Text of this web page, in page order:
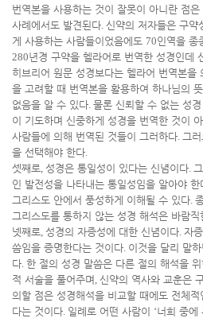
번역본을 사용하는 것이 잘못이 아니란 점
사례에서도 발견된다. 신약의 저자들은 구약
게 사용하는 사람들이었음에도 70인역을 종
280년경 구약을 헬라어로 번역한 성경인데
히브리어 원문 성경보다는 헬라어 번역본을
을 고려할 때 번역본을 활용하여 하나님의
없음을 알 수 있다. 물론 신뢰할 수 없는 성
이 기도하며 신중하게 성경을 번역한 것이
사람들에 의해 번역된 것들이 그러하다. 그
을 선택해야 한다.
셋째로, 성경은 통일성이 있다는 신념이다.
인 발전성을 나타내는 통일성임을 알아야 한
그리스도 안에서 풍성하게 이해될 수 있다.
그리스도를 통하지 않는 성경 해석은 바람
넷째로, 성경의 자증성에 대한 신념이다. 자
씀임을 증명한다는 것이다. 이것을 달리 말
다. 한 절의 성경 말씀은 다른 절의 해석을
적 서술을 풀어주며 , 신약의 역사와 교훈은
의할 점은 성경해석을 비교할 때에도 전체
다는 것이다. 일례로 어떤 사람이 ‘너희 중에